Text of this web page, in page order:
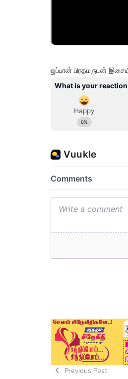
ஜப்பான் பிரதமருடன்
Previous Post